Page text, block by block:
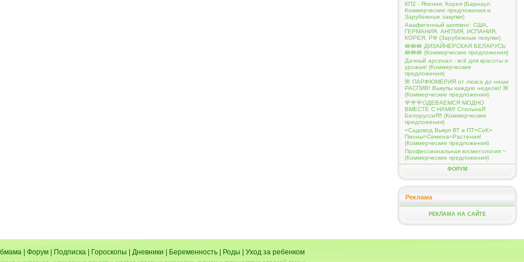
КП2 - Япония, Корея (Барнаул.
Коммерческие предложения и
Зарубежные закупки)
Ааафигенный шоппинг: США,
ГЕРМАНИЯ, АНГЛИЯ, ИСПАНИЯ,
КОРЕЯ, РФ (Зарубежные покупки)
🪷🪷🪷 ДИЗАЙНЕРСКАЯ БЕЛАРУСЬ
🪷🪷🪷 (Коммерческие предложения)
Дачный арсенал - всё для красоты и
урожая! (Коммерческие
предложения)
🌺 ПАРФЮМЕРИЯ от люкса до ниши
РАСПИВ! Выкупы каждую неделю! 🌺
(Коммерческие предложения)
🌹🌹🌹ОДЕВАЕМСЯ МОДНО
ВМЕСТЕ С НАМИ! СтильнаЯ
БелоруссиЯ‼ (Коммерческие
предложения)
=Садовод Выкуп ВТ и ПТ=СоК=
Пионы=Семена=Растения!
(Коммерческие предложения)
Профессиональная косметология ~
(Коммерческие предложения)
ФОРУМ
Реклама
РЕКЛАМА НА САЙТЕ
| Форум| Подписка| Гороскопы Дневники Беременность| Роды Уход за ребенком